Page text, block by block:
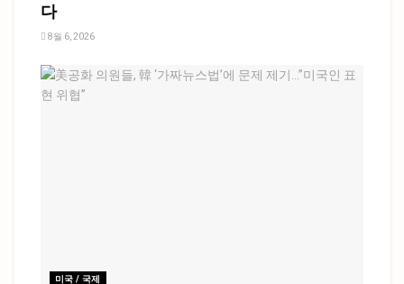
다
8월 6, 2026
미국 / 국제